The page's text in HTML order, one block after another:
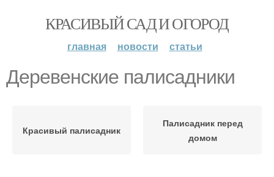
КРАСИВЫЙ САД И ОГОРОД
главная новости статьи
Деревенские палисадники
Красивый палисадник
Палисадник перед
домом